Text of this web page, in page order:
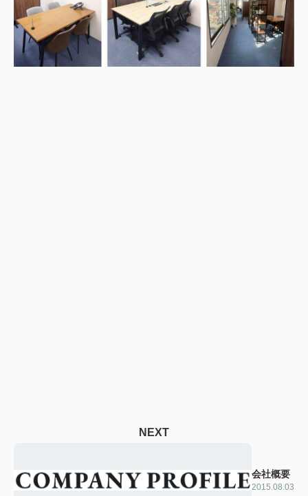
NEXT
会社概要
2015.08.03